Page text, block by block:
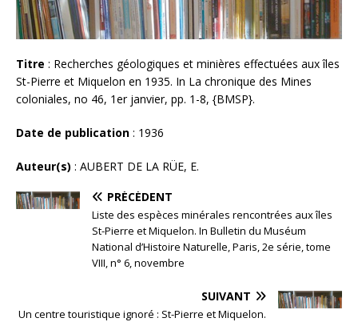
Titre : Recherches géologiques et minières effectuées aux îles
St-Pierre et Miquelon en 1935. In La chronique des Mines
coloniales, no 46, 1er janvier, pp. 1-8, {BMSP}.
Date de publication : 1936
Auteur(s) : AUBERT DE LA RÜE, E.
PRÉCÉDENT
Liste des espèces minérales rencontrées aux îles
St-Pierre et Miquelon. In Bulletin du Muséum
National d’Histoire Naturelle, Paris, 2e série, tome
VIII, n° 6, novembre
SUIVANT
Un centre touristique ignoré : St-Pierre et Miquelon.